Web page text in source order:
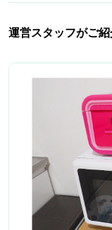
運営スタッフがご